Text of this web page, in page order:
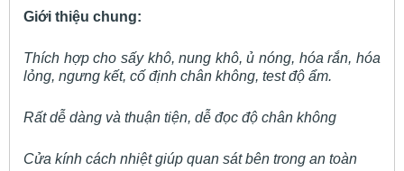
Giới thiệu chung:
Thích hợp cho sấy khô, nung khô, ủ nóng, hóa rắn, hóa
lỏng, ngưng kết, cố định chân không, test độ ẩm.
Rất dễ dàng và thuận tiện, dễ đọc độ chân không
Cửa kính cách nhiệt giúp quan sát bên trong an toàn